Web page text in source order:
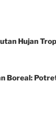
Hujan
Boreal: